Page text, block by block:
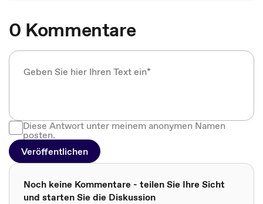
0 Kommentare
Diese Antwort unter meinem anonymen Namen
posten.
Veröffentlichen
Noch keine Kommentare - teilen Sie Ihre Sicht
und starten Sie die Diskussion